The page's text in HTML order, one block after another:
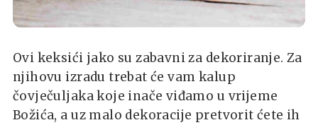
Ovi keksići jako su zabavni za dekoriranje. Za
njihovu izradu trebat će vam kalup
čovječuljaka koje inače viđamo u vrijeme
Božića, a uz malo dekoracije pretvorit ćete ih